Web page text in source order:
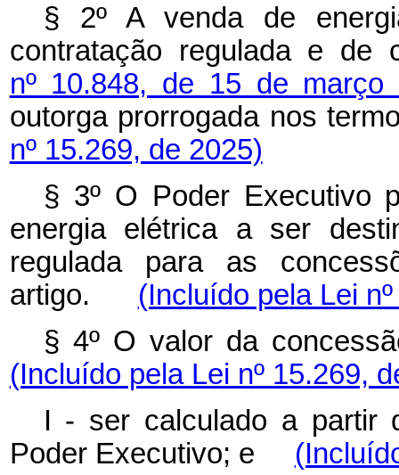
§ 2º A venda de
contratação regulada e
nº 10.848, de 15 de março
outorga prorrogada nos
nº 15.269, de 2025)
§ 3º O Poder Executivo
energia elétrica a ser
regulada para as
artigo. (Incluído pela Lei
§ 4º O valor da
(Incluído pela Lei nº 15.269,
I - ser calculado a partir
Poder Executivo; e